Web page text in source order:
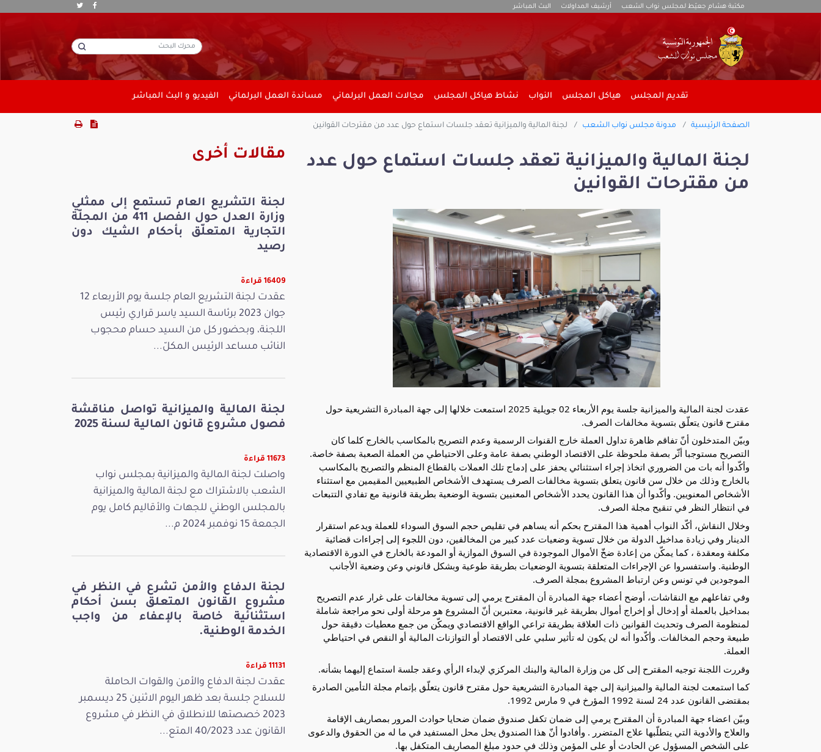
مكتبة هشام جعيّط لمجلس نواب الشعب أرشيف المداولات البث المباشر
تقديم المجلس هياكل المجلس النواب نشاط هياكل المجلس مجالات العمل البرلماني مساندة العمل البرلماني الفيديو و البث المباشر
الصفحة الرئيسية مدونة مجلس نواب الشعب لجنة المالية والميزانية تعقد جلسات استماع حول عدد من مقترحات القوانين
لجنة المالية والميزانية تعقد جلسات استماع حول عدد
من مقترحات القوانين
عقدت لجنة المالية والميزانية جلسة يوم الأربعاء 02 جويلية 2025 استمعت خلالها إلى جهة المبادرة التشريعية حول
مقترح قانون يتعلّق بتسوية مخالفات الصرف.
وبيّن المتدخلون أنّ تفاقم ظاهرة تداول العملة خارج القنوات الرسمية وعدم التصريح بالمكاسب بالخارج كلما كان
التصريح مستوجبا أثّر بصفة ملحوظة على الاقتصاد الوطني بصفة عامة وعلى الاحتياطي من العملة الصعبة بصفة خاصة.
وأكّدوا أنه بات من الضروري اتخاذ إجراء استثنائي يحفز على إدماج تلك العملات بالقطاع المنظم والتصريح بالمكاسب
بالخارج وذلك من خلال سن قانون يتعلق بتسوية مخالفات الصرف يستهدف الأشخاص الطبيعيين المقيمين مع استثناء
الأشخاص المعنويين. وأكّدوا أن هذا القانون يحدد الأشخاص المعنيين بتسوية الوضعية بطريقة قانونية مع تفادي التتبعات
في انتظار النظر في تنقيح مجلة الصرف.
وخلال النقاش، أكّد النواب أهمية هذا المقترح بحكم أنه يساهم في تقليص حجم السوق السوداء للعملة ويدعم استقرار
الدينار وفي زيادة مداخيل الدولة من خلال تسوية وضعيات عدد كبير من المخالفين، دون اللجوء إلى إجراءات قضائية
مكلفة ومعقدة ، كما يمكّن من إعادة ضخّ الأموال الموجودة في السوق الموازية أو المودعة بالخارج في الدورة الاقتصادية
الوطنية. واستفسروا عن الإجراءات المتعلقة بتسوية الوضعيات بطريقة طوعية وبشكل قانوني وعن وضعية الأجانب
الموجودين في تونس وعن ارتباط المشروع بمجلة الصرف.
وفي تفاعلهم مع النقاشات، أوضح أعضاء جهة المبادرة أن المقترح يرمي إلى تسوية مخالفات على غرار عدم التصريح
بمداخيل بالعملة أو إدخال أو إخراج أموال بطريقة غير قانونية، معتبرين أنّ المشروع هو مرحلة أولى نحو مراجعة شاملة
لمنظومة الصرف وتحديث القوانين ذات العلاقة بطريقة تراعي الواقع الاقتصادي ويمكّن من جمع معطيات دقيقة حول
طبيعة وحجم المخالفات. وأكّدوا أنه لن يكون له تأثير سلبي على الاقتصاد أو التوازنات المالية أو النقص في احتياطي
العملة.
وقررت اللجنة توجيه المقترح إلى كل من وزارة المالية والبنك المركزي لإبداء الرأي وعقد جلسة استماع إليهما بشأنه.
كما استمعت لجنة المالية والميزانية إلى جهة المبادرة التشريعية حول مقترح قانون يتعلّق بإتمام مجلة التأمين الصادرة
بمقتضى القانون عدد 24 لسنة 1992 المؤرخ في 9 مارس 1992.
وبيّن اعضاء جهة المبادرة أن المقترح يرمي إلى ضمان تكفل صندوق ضمان ضحايا حوادث المرور بمصاريف الإقامة
والعلاج والأدوية التي يتطلّبها علاج المتضرر . وأفادوا أنّ هذا الصندوق يحل محل المستفيد في ما له من الحقوق والدعوى
على الشخص المسؤول عن الحادث أو على المؤمن وذلك في حدود مبلغ المصاريف المتكفل بها.
مقالات أخرى
لجنة التشريع العام تستمع إلى ممثلي
وزارة العدل حول الفصل 411 من المجلّة
التجارية المتعلّق بأحكام الشيك دون
رصيد
16409 قراءة
عقدت لجنة التشريع العام جلسة يوم الأربعاء 12
جوان 2023 برئاسة السيد ياسر قراري رئيس
اللجنة، وبحضور كل من السيد حسام محجوب
النائب مساعد الرئيس المكلّ...
لجنة المالية والميزانية تواصل مناقشة
فصول مشروع قانون المالية لسنة 2025
11673 قراءة
واصلت لجنة المالية والميزانية بمجلس نواب
الشعب بالاشتراك مع لجنة المالية والميزانية
بالمجلس الوطني للجهات والأقاليم كامل يوم
الجمعة 15 نوفمبر 2024 م...
لجنة الدفاع والأمن تشرع في النظر في
مشروع القانون المتعلق بسن أحكام
استثنائية خاصة بالإعفاء من واجب
الخدمة الوطنية.
11131 قراءة
عقدت لجنة الدفاع والأمن والقوات الحاملة
للسلاح جلسة بعد ظهر اليوم الاثنين 25 ديسمبر
2023 خصصتها للانطلاق في النظر في مشروع
القانون عدد 40/2023 المتع...